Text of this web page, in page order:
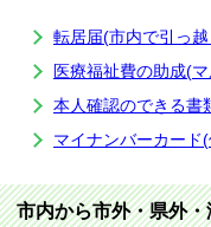
転居届(市内で引っ
医療福祉費の助成(
本人確認のできる書
マイナンバーカード
市内から市外・県外